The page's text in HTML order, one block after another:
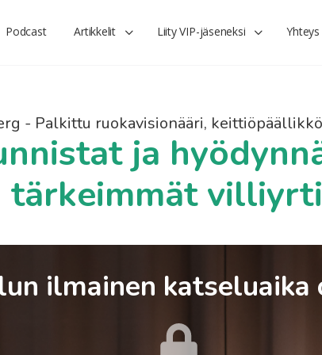
Podcast Artikkelit Liity VIP-jäseneksi
- Palkittu ruokavisionääri,
ja
tärkeimmät
ilmainen katseluaika